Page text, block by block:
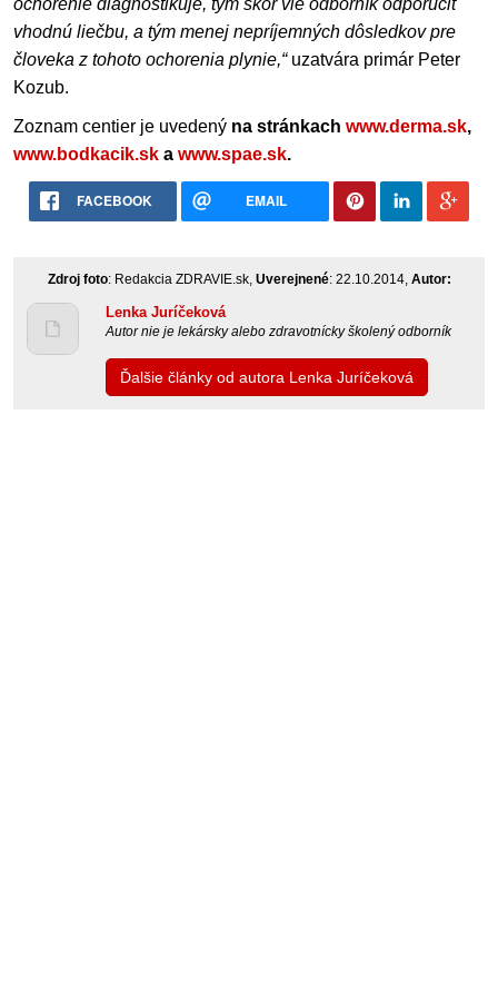
vhodnú liečbu, a tým menej nepríjemných dôsledkov pre
človeka z tohoto ochorenia plynie,“uzatvára primár Peter
Kozub.
Zoznam centier je uvedený na stránkach www.derma.sk,
www.bodkacik.sk a www.spae.sk.
FACEBOOK EMAIL
Zdroj foto: Redakcia ZDRAVIE.sk, Uverejnené: 22.10.2014, Autor:
Lenka Juríčeková
Autor nie je lekársky alebo zdravotnícky školený odborník
Ďalšie články od autora Lenka Juríčeková